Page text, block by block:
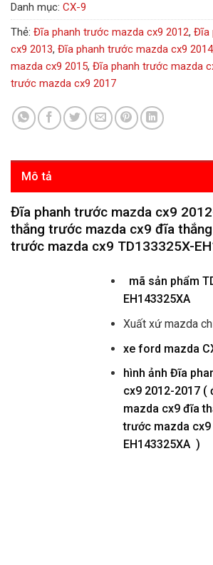
Danh mục: CX-9
Thẻ: Đĩa phanh trước mazda cx9 2012, Đĩa
cx9 2013, Đĩa phanh trước mazda cx9 2014
mazda cx9 2015, Đĩa phanh trước mazda
trước mazda cx9 2017
Mô tả
Đĩa phanh trước mazda cx9
thắng trước mazda cx9 đĩa
trước mazda cx9 TD133325X-
mã sản phẩm
EH143325XA
Xuất xứ mazda
xe ford mazda
hình ảnhĐĩa
cx9 2012-2017 (
mazda cx9 đĩa
trước mazda cx9
EH143325XA )